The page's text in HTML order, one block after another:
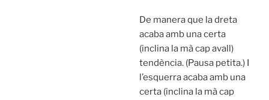
De manera que la dreta
acaba amb una certa
(inclina la mà cap avall)
tendència. (Pausa petita.) I
l’esquerra acaba amb una
certa (inclina la mà cap